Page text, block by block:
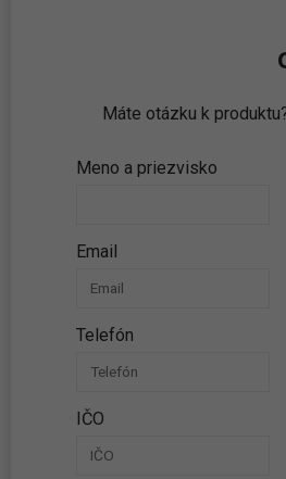
Máte otázku k
Meno a priezvisko
Email
Telefón
IČO